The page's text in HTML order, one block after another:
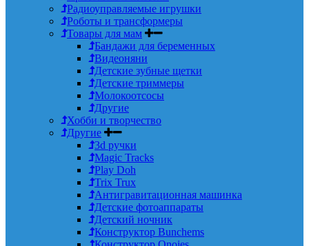
Радиоуправляемые игрушки
Роботы и трансформеры
Товары для мам
Бандажи для беременных
Видеоняни
Детские зубные щетки
Детские триммеры
Молокоотсосы
Другие
Хобби и творчество
Другие
3d ручки
Magic Tracks
Play Doh
Trix Trux
Антигравитационная машинка
Детские фотоаппараты
Детский ночник
Конструктор Bunchems